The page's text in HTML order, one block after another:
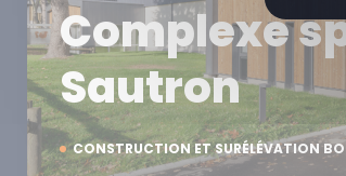
CONSTRUCTION ET SURÉLÉVATION
Complexe
Sautron